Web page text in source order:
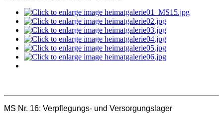
MS Nr. 16: Verpflegungs- und Versorgungslager